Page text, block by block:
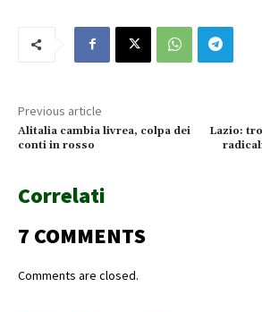
Previous article
Alitalia cambia livrea, colpa dei
conti in rosso
Lazio:
Correlati
7 COMMENTS
Comments are closed.